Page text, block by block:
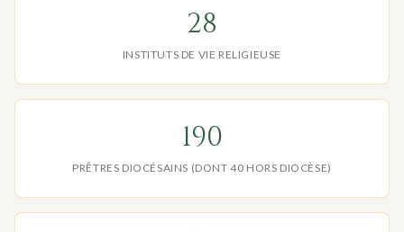
28
INSTITUTS DE VIE RELIGIEUSE
190
PRÊTRES DIOCÉSAINS (DONT 40 HORS DIOCÈSE)